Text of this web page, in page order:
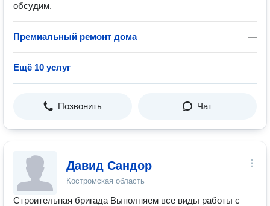
обсудим.
Премиальный ремонт дома —
Ещё 10 услуг
Позвонить Чат
Давид Сандор
Костромская область
Строительная бригада Выполняем все виды работы с